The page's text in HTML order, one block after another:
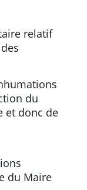
relatif
du
et donc de
du Maire